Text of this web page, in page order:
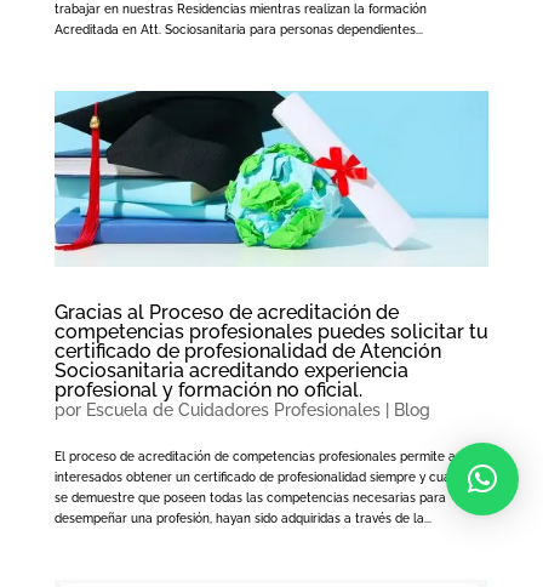
trabajar en nuestras Residencias mientras realizan la formación
Acreditada en Att. Sociosanitaria para personas dependientes...
Gracias al Proceso de acreditación de
competencias profesionales puedes solicitar tu
certificado de profesionalidad de Atención
Sociosanitaria acreditando experiencia
profesional y formación no oficial.
por Escuela de Cuidadores Profesionales| Blog
El proceso de acreditación de competencias profesionales permite a los
interesados obtener un certificado de profesionalidad siempre y cuando
se demuestre que poseen todas las competencias necesarias para
desempeñar una profesión, hayan sido adquiridas a través de la...